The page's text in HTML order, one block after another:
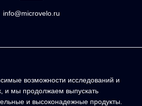
info@microvelo.ru
возможности исследований и
и мы продолжаем выпускать
и высоконадежные продукты.